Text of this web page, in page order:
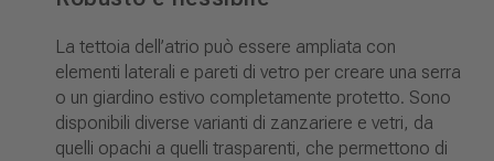
La tettoia dell’atrio può essere ampliata con
elementi laterali e pareti di vetro per creare una serra
o un giardino estivo completamente protetto. Sono
disponibili diverse varianti di zanzariere e vetri, da
quelli opachi a quelli trasparenti, che permettono di